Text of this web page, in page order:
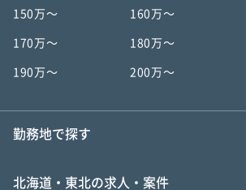
150万〜 160万〜
170万〜 180万〜
190万〜 200万〜
勤務地で探す
北海道・東北の求人・案件